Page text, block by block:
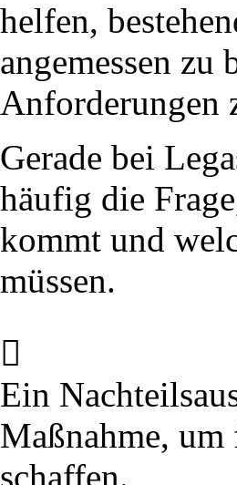
helfen,
angemessen
Anforderungen
Gerade bei
häufig die
kommt und
müssen.
Ein
Maßnahme,
schaffen.